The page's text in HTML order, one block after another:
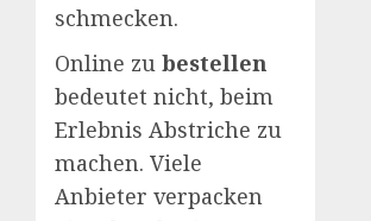
schmecken.
Online zu bestellen
bedeutet nicht, beim
Erlebnis Abstriche zu
machen. Viele
Anbieter verpacken